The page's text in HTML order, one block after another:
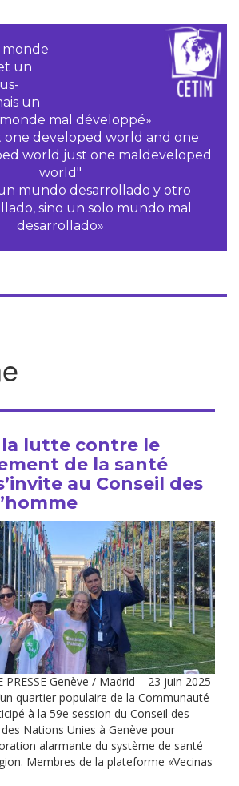
monde
un
un
mal développé»
one developed world and one
world just one maldeveloped
world"
mundo desarrollado y otro
sino un solo mundo mal
desarrollado»
la lutte contre le
de la santé
au Conseil des
PRESSE Genève / Madrid – 23 juin 2025
quartier populaire de la Communauté
à la 59e session du Conseil des
Nations Unies à Genève pour
alarmante du système de santé
Membres de la plateforme «Vecinas